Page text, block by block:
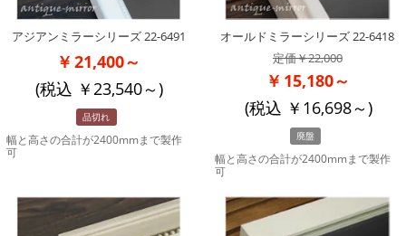
アジアンミラーシリーズ 22-6491
21,400～
(税込
23,540～)
品切れ
幅と高さの合計が2400mmまで製作
可
オールドミラーシリーズ 22-6418
22,000
15,180～
(税込
16,698～)
廃盤
幅と高さの合計が2400mmまで製作
可